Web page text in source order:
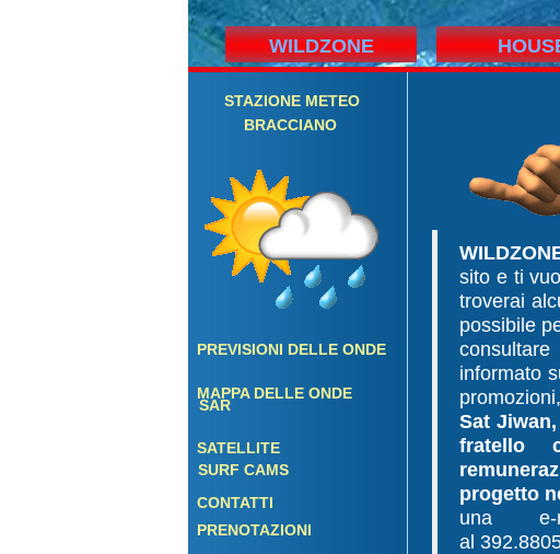
WILDZONE
PREVISIONI DELLE ONDE
SURF CAMS
MAPPA DELLE ONDE
CONTATTI
PRENOTAZIONI
SATELLITE
SAR
STAZIONE METEO
BRACCIANO
sito e ti
troverai
possibile
informato
Sat
fratello
progetto
una e-
al